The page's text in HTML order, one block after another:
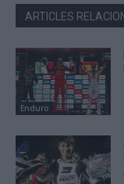
ARTICLES
Enduro